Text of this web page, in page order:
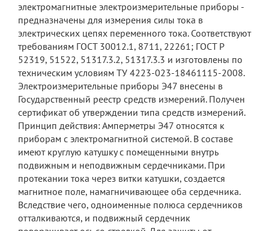
электромагнитные электроизмерительные приборы -
предназначены для измерения силы тока в
электрических цепях переменного тока. Соответствуют
требованиям ГОСТ 30012.1, 8711, 22261; ГОСТ Р
52319, 51522, 51317.3.2, 51317.3.3 и изготовлены по
техническим условиям ТУ 4223-023-18461115-2008.
Электроизмерительные приборы Э47 внесены в
Государственный реестр средств измерений. Получен
сертификат об утверждении типа средств измерений.
Принцип действия: Амперметры Э47 относятся к
приборам с электромагнитной системой. В составе
имеют круглую катушку с помещенными внутрь
подвижным и неподвижным сердечниками. При
протекании тока через витки катушки, создается
магнитное поле, намагничивающее оба сердечника.
Вследствие чего, одноименные полюса сердечников
отталкиваются, и подвижный сердечник